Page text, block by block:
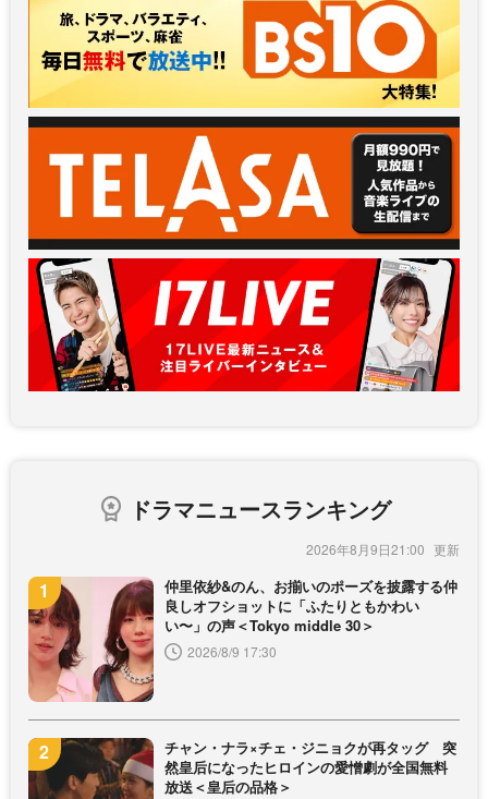
ドラマニュースランキング
2026年8月9日21:00
仲里依紗&のん、お揃いのポーズを披露する仲
良しオフショットに「ふたりともかわい
い〜」の声＜Tokyo middle 30＞
2026/8/9 17:30
チャン・ナラ×チェ・ジニョクが再タッグ 突
然皇后になったヒロインの愛憎劇が全国無料
放送＜皇后の品格＞